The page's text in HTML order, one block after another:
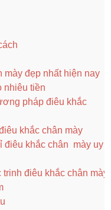
mày đẹp nhất hiện nay
nhiêu tiền
pháp điêu khắc
khắc chân mày
điêu khắc chân mày uy
điêu khắc chân mày